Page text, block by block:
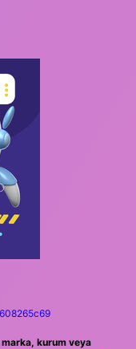
kurum veya